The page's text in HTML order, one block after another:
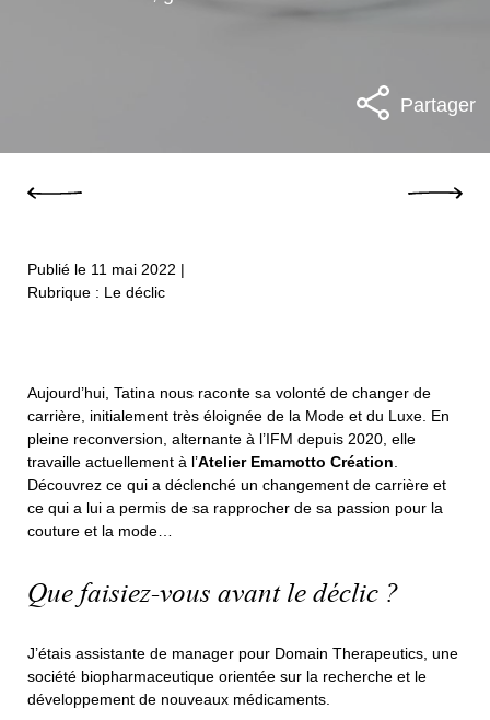
Partager
Publié le 11 mai 2022 |
Rubrique : Le déclic
Aujourd’hui, Tatina nous raconte sa volonté de changer de
carrière, initialement très éloignée de la Mode et du Luxe. En
pleine reconversion, alternante à l’IFM depuis 2020, elle
travaille actuellement à l’Atelier Emamotto Création
Découvrez ce qui a déclenché un changement de carrière et
ce qui a lui a permis de sa rapprocher de sa passion pour la
couture et la mode…
Que faisiez-vous avant le déclic ?
J’étais assistante de manager pour Domain Therapeutics, une
société biopharmaceutique orientée sur la recherche et le
développement de nouveaux médicaments.